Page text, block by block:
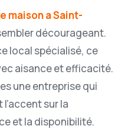
maison a Saint-
décourageant.
local spécialisé, ce
aisance et efficacité.
une entreprise qui
sur la
et la disponibilité.